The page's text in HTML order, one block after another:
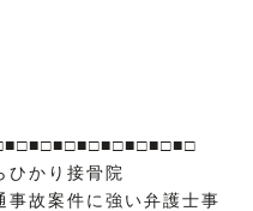
ひかり接骨院
故案件に強い弁護士事